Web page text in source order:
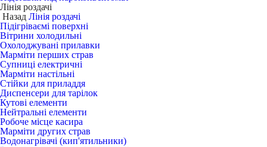
Лінія роздачі
Назад Лінія роздачі
Підігріваємі поверхні
Вітрини холодильні
Охолоджувані прилавки
Марміти перших страв
Супниці електричні
Марміти настільні
Стійки для приладдя
Диспенсери для тарілок
Кутові елементи
Нейтральні елементи
Робоче місце касира
Марміти других страв
Водонагрівачі (кип'ятильники)